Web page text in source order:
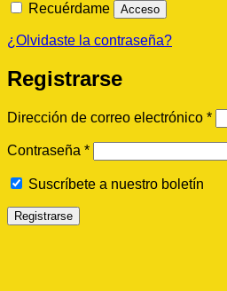
Recuérdame Acceso
¿Olvidaste la contraseña?
Registrarse
Dirección de correo electrónico *
Contraseña *Obligatorio
Suscríbete a nuestro boletín
Registrarse